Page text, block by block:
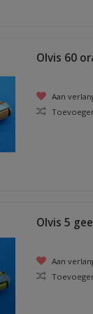
Olvis 60
Aan
Olvis 5
Aan